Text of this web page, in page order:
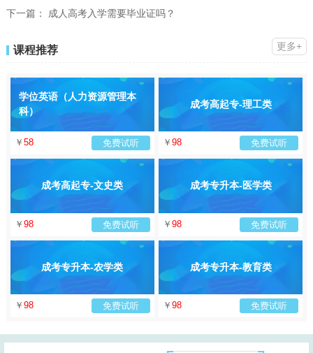
下一篇： 成人高考入学需要毕业证吗？
课程推荐 更多+
学位英语（人力资源管理本
科）
￥ 58 免费试听
成考高起专-理工类
￥ 98 免费试听
成考高起专-文史类
￥ 98 免费试听
成考专升本-医学类
￥ 98 免费试听
成考专升本-农学类
￥ 98 免费试听
成考专升本-教育类
￥ 98 免费试听